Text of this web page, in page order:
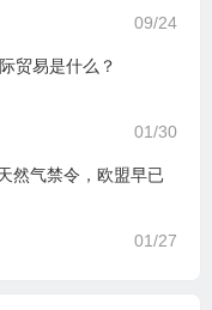
09/24
贸易是什么？
01/30
然气禁令，欧盟早已
01/27